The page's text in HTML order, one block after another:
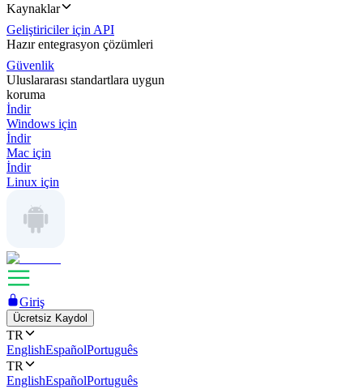
Kaynaklar
Geliştiriciler için API
Hazır entegrasyon çözümleri
Güvenlik
Uluslararası standartlara uygun
koruma
İndir
Windows için
İndir
Mac için
İndir
Linux için
Giriş
Ücretsiz Kaydol
TR
EnglishEspañolPortuguês
TR
EnglishEspañolPortuguês